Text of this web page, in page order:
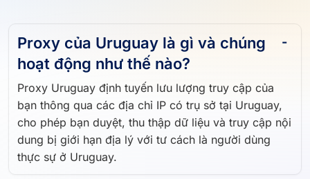
Proxy của Uruguay là gì và chúng
hoạt động như thế nào?
Proxy Uruguay định tuyến lưu lượng truy cập của
bạn thông qua các địa chỉ IP có trụ sở tại Uruguay,
cho phép bạn duyệt, thu thập dữ liệu và truy cập nội
dung bị giới hạn địa lý với tư cách là người dùng
thực sự ở Uruguay.